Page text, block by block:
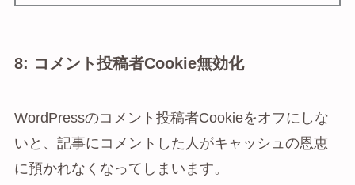
8: コメント投稿者Cookie無効化
WordPressのコメント投稿者Cookieをオフにしな
いと、記事にコメントした人がキャッシュの恩恵
に預かれなくなってしまいます。